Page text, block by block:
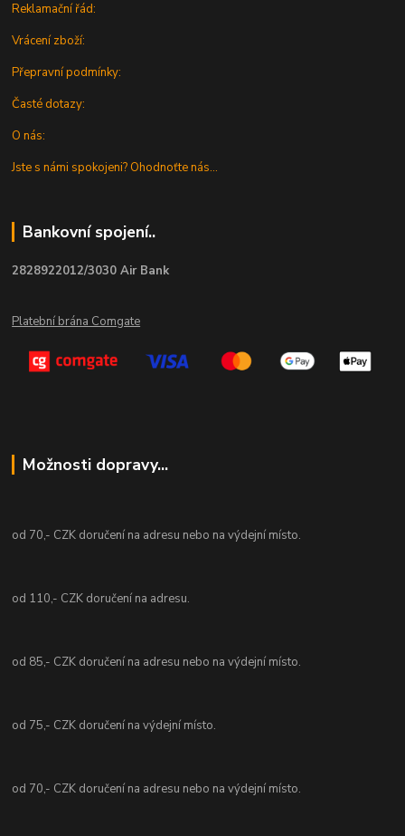
Reklamační řád:
Vrácení zboží:
Přepravní podmínky:
Časté dotazy:
O nás:
Jste s námi spokojeni? Ohodnoťte nás...
Bankovní spojení..
2828922012/3030 Air Bank
Platební brána Comgate
Možnosti dopravy...
od 70,- CZK doručení na adresu nebo na výdejní místo.
od 110,- CZK doručení na adresu.
od 85,- CZK doručení na adresu nebo na výdejní místo.
od 75,- CZK doručení na výdejní místo.
od 70,- CZK doručení na adresu nebo na výdejní místo.